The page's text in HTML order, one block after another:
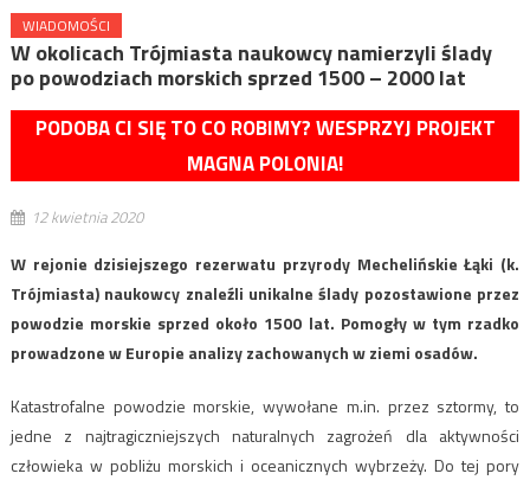
WIADOMOŚCI
W okolicach Trójmiasta naukowcy namierzyli ślady
po powodziach morskich sprzed 1500 – 2000 lat
PODOBA CI SIĘ TO CO ROBIMY? WESPRZYJ PROJEKT
MAGNA POLONIA!
12 kwietnia 2020
W rejonie dzisiejszego rezerwatu przyrody Mechelińskie Łąki (k.
Trójmiasta) naukowcy znaleźli unikalne ślady pozostawione przez
powodzie morskie sprzed około 1500 lat. Pomogły w tym rzadko
prowadzone w Europie analizy zachowanych w ziemi osadów.
Katastrofalne powodzie morskie, wywołane m.in. przez sztormy, to
jedne z najtragiczniejszych naturalnych zagrożeń dla aktywności
człowieka w pobliżu morskich i oceanicznych wybrzeży. Do tej pory